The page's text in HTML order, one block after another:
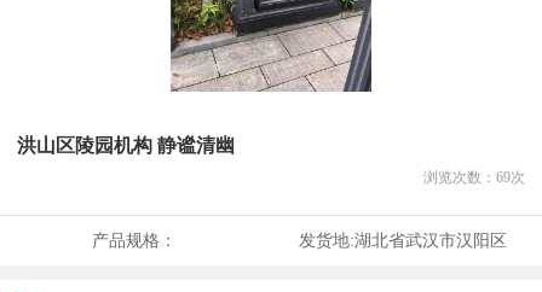
洪山区陵园机构 静谧清幽
浏览次数： 69次
产品规格： 发货地:湖北省武汉市汉阳区